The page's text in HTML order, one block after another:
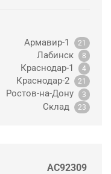
Армавир-1 21
Лабинск 8
Краснодар-1 4
Краснодар-2 21
Ростов-на-Дону 3
Склад 23
AC92309